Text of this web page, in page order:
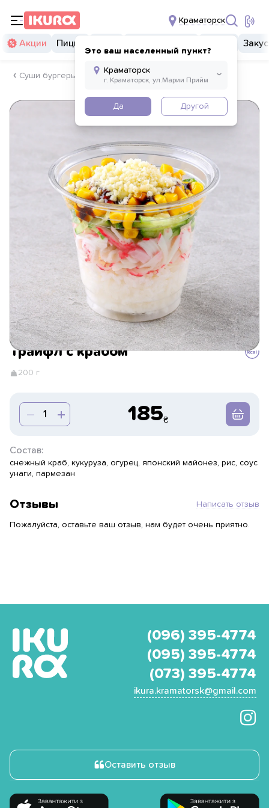
Краматорск
Это ваш населенный пункт?
Да Другой
Акции Пицца
Суши бургеры
Трайфл с крабом
200 г
185
Состав:
снежный краб, кукуруза, огурец, японский майонез, рис, соус
унаги, пармезан
Отзывы Написать отзыв
Пожалуйста, оставьте ваш отзыв, нам будет очень приятно.
(096) 395-4774
(095) 395-4774
(073) 395-4774
ikura.kramatorsk@gmail.com
Оставить отзыв